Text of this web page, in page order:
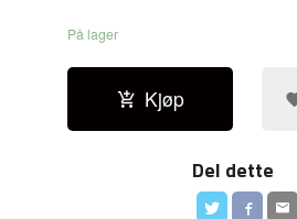
På lager
Kjøp
Del dette